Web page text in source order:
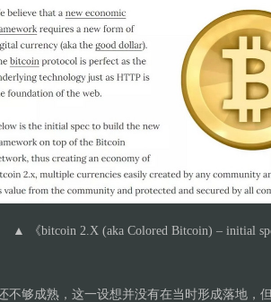
▲ 《bitcoin 2.X (aka Colored Bitcoin) – initial
不够成熟，这一设想并没有在当时形成落地，